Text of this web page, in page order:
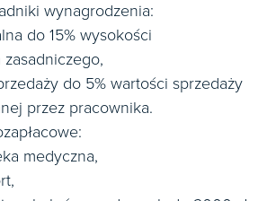
wynagrodzenia:
do 15% wysokości
do 5% wartości sprzedaży
przez pracownika.
medyczna,